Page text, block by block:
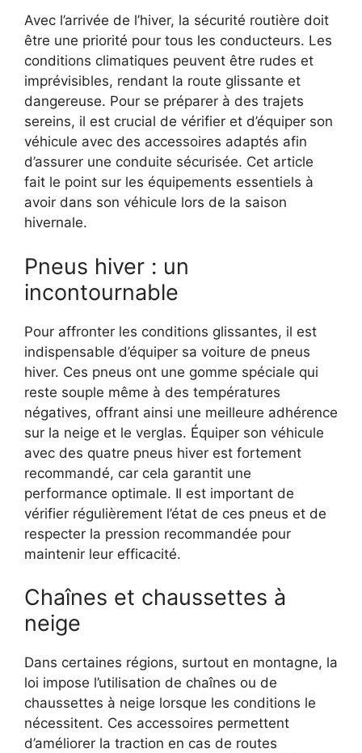
Avec l’arrivée de l’hiver, la sécurité routière doit
être une priorité pour tous les conducteurs. Les
conditions climatiques peuvent être rudes et
imprévisibles, rendant la route glissante et
dangereuse. Pour se préparer à des trajets
sereins, il est crucial de vérifier et d’équiper son
véhicule avec des accessoires adaptés afin
d’assurer une conduite sécurisée. Cet article
fait le point sur les équipements essentiels à
avoir dans son véhicule lors de la saison
hivernale.
Pneus hiver : un
incontournable
Pour affronter les conditions glissantes, il est
indispensable d’équiper sa voiture de pneus
hiver. Ces pneus ont une gomme spéciale qui
reste souple même à des températures
négatives, offrant ainsi une meilleure adhérence
sur la neige et le verglas. Équiper son véhicule
avec des quatre pneus hiver est fortement
recommandé, car cela garantit une
performance optimale. Il est important de
vérifier régulièrement l’état de ces pneus et de
respecter la pression recommandée pour
maintenir leur efficacité.
Chaînes et chaussettes à
neige
Dans certaines régions, surtout en montagne, la
loi impose l’utilisation de chaînes ou de
chaussettes à neige lorsque les conditions le
nécessitent. Ces accessoires permettent
d’améliorer la traction en cas de routes